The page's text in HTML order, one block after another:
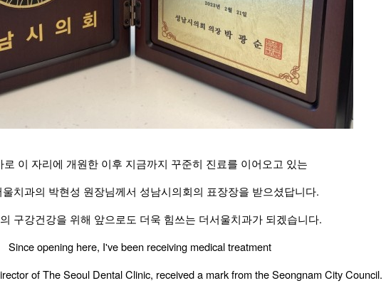
로 이 자리에 개원한 이후 지금까지 꾸준히 진료를 이어오고 있는
치과의 박현성 원장님께서 성남시의회의 표장장을 받으셨답니다.
구강건강을 위해 앞으로도 더욱 힘쓰는 더서울치과가 되겠습니다.
Since opening here, I've been receiving medical treatment
of The Seoul Dental Clinic, received a mark from the Seongnam City Council.